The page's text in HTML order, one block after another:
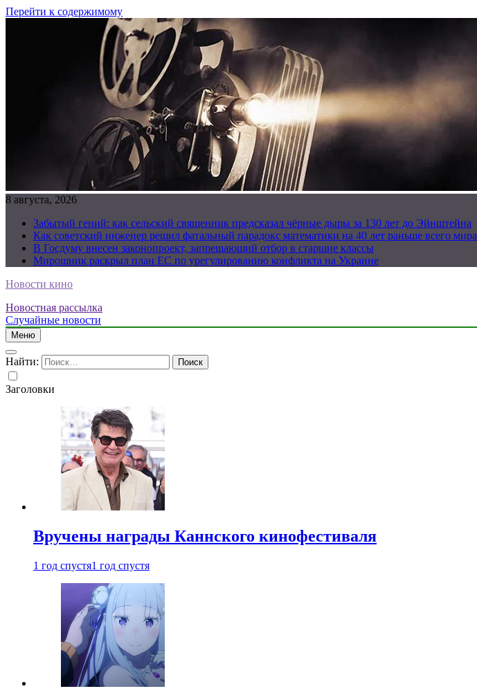
Перейти к содержимому
8 августа, 2026
Забытый гений: как сельский священник предсказал чёрные дыры за 130 лет до Эйнштейна
Как советский инженер решил фатальный парадокс математики на 40 лет раньше всего мира
В Госдуму внесен законопроект, запрещающий отбор в старшие классы
Мирошник раскрыл план ЕС по урегулированию конфликта на Украине
Новости кино
Новостная рассылка
Случайные новости
Меню
Найти:
Заголовки
Вручены награды Каннского кинофестиваля
1 год спустя1 год спустя